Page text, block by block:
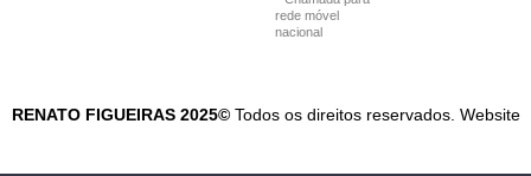
rede móvel
nacional
RENATO FIGUEIRAS 2025©Todos os direitos reservados. Website